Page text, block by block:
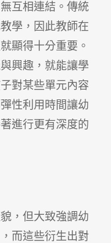
互相連結。傳統
學，因此教師在
顯得十分重要。
興趣，就能讓學
對某些單元內容
性利用時間讓幼
進行更有深度的
，但大致強調幼
而這些衍生出對